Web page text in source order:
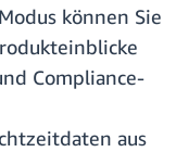
können Sie
Compliance-
aus